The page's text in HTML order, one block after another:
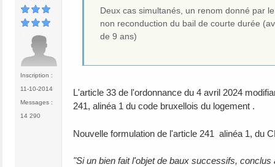
Inscription :
11-10-2014
Messages :
14 290
Deux cas simultanés, un renom donné par
non reconduction du bail de courte durée
de 9 ans)
L'article 33 de l'ordonnance du 4 avril 2024
241, alinéa 1 du code bruxellois du logement .
Nouvelle formulation de l'article 241 alinéa 1, du
"Si un bien fait l'objet de baux successifs,